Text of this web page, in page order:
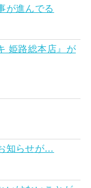
が進んでる
姫路総本店』が
知らせが…